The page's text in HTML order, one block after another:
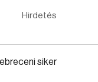
Hirdetés